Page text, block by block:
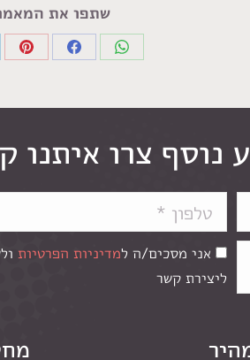
שתפו את
Share
WhatsApp
Share
Facebook
נוסף צרו איתנו
אני מסכים/ה למדיניות הפרטיות
ליצירת קשר